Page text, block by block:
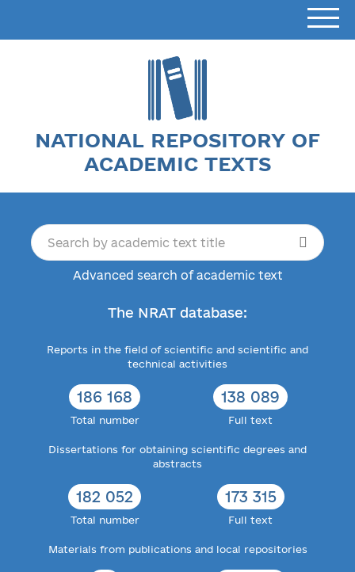
NATIONAL REPOSITORY OF
ACADEMIC TEXTS
Advanced search of academic text
The NRAT database:
Reports in the field of scientific and scientific and
technical activities
186 168
Total number
138 089
Full text
Dissertations for obtaining scientific degrees and
abstracts
182 052
Total number
173 315
Full text
Materials from publications and local repositories